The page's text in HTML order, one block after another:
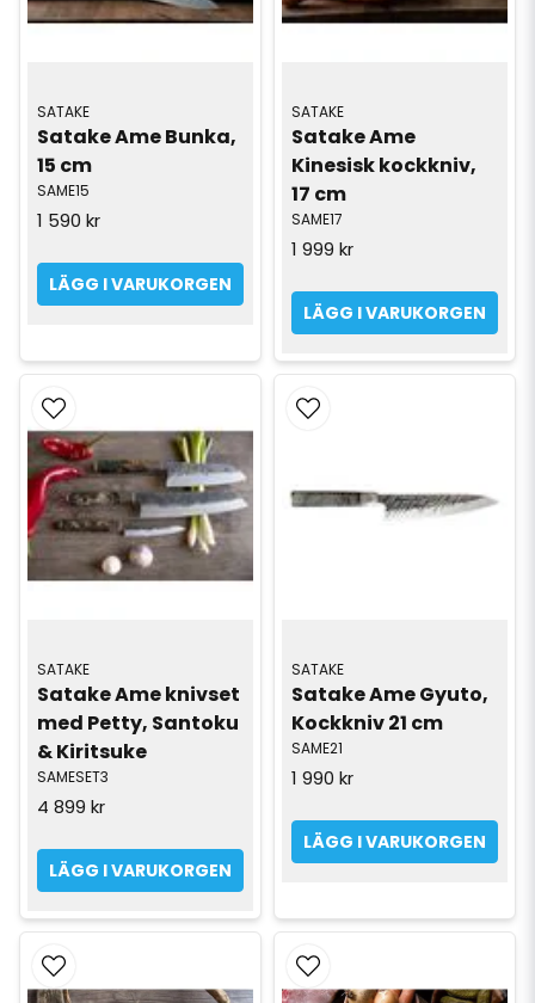
SATAKE
Satake Ame Bunka,
15 cm
SAME15
1 590 kr
LÄGG I VARUKORGEN
SATAKE
Satake Ame
Kinesisk kockkniv,
17 cm
SAME17
1 999 kr
LÄGG I VARUKORGEN
SATAKE
Satake Ame knivset
med Petty, Santoku
& Kiritsuke
SAMESET3
4 899 kr
LÄGG I VARUKORGEN
SATAKE
Satake Ame Gyuto,
Kockkniv 21 cm
SAME21
1 990 kr
LÄGG I VARUKORGEN